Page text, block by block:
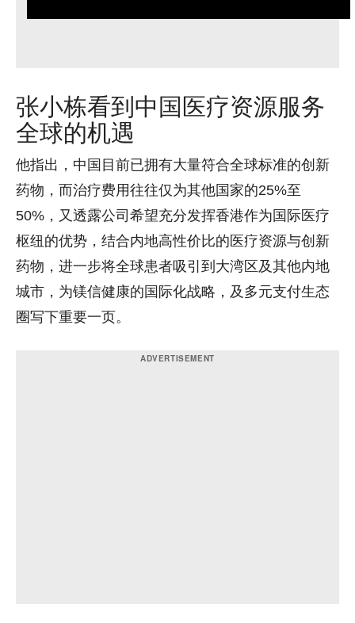
张小栋看到中国医疗资源服务
全球的机遇
他指出，中国目前已拥有大量符合全球标准的创新
药物，而治疗费用往往仅为其他国家的25%至
50%，又透露公司希望充分发挥香港作为国际医疗
枢纽的优势，结合内地高性价比的医疗资源与创新
药物，进一步将全球患者吸引到大湾区及其他内地
城市，为镁信健康的国际化战略，及多元支付生态
圈写下重要一页。